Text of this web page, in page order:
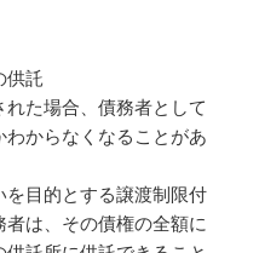
供託
た場合、債務者として
からなくなることがあ
目的とする譲渡制限付
は、その債権の全額に